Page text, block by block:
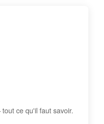
ce qu'il faut savoir.